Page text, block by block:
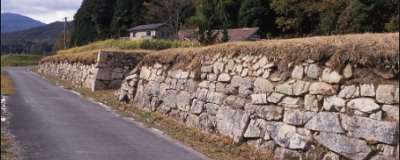
목록
추천
아트
이벤트/축제
모델 코스
목록
Dive! Hiroshima 공식 가이드
Hiroshima Moshimo Travel
관광지・체험
목록
히로시마시 주변
계절 정보